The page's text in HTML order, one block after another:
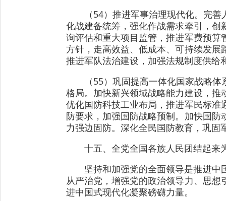
（54）推进军事治理现代化。完
化战建备统筹，强化作战需求牵引，
询评估和重大项目监管，推进军费预
方针，走高效益、低成本、可持续发
推进军队法治建设，加强法规制度供
（55）巩固提高一体化国家战略
格局。加快新兴领域战略能力建设，
优化国防科技工业布局，推进军民标
防要求，加强国防战略预制。加快国
力强边固防。深化全民国防教育，巩固
十五、全党全国各族人民团结起来
坚持和加强党的全面领导是推进
从严治党，增强党的政治领导力、思
进中国式现代化凝聚磅礴力量。